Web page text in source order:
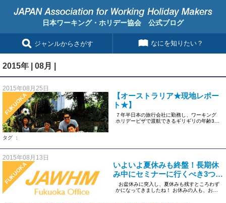
日本ワーキング・ホリデー協会 公式ブログ
ジャンルからさがす なにを知りたい？
2015年 | 08月 |
2015年08月25日
FUKUOKA
【オーストラリア★現地レポー
ト★】
７年半日本の旅行会社に勤務し、ワーキング
ホリデービザで渡航できるギリギリの年齢30
タグ ：
2015年08月13日
FUKUOKA
いよいよ夏休みも終盤！長期休
み中にセミナーに行くべき3つの
理由。
お盆休みに突入し、夏休みも残すところわず
かになってきましたね！ お休みの人も、お仕